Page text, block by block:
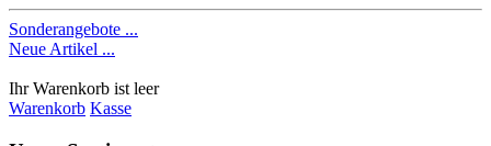
Sonderangebote ...
Neue Artikel ...
Ihr Warenkorb ist leer
Warenkorb Kasse